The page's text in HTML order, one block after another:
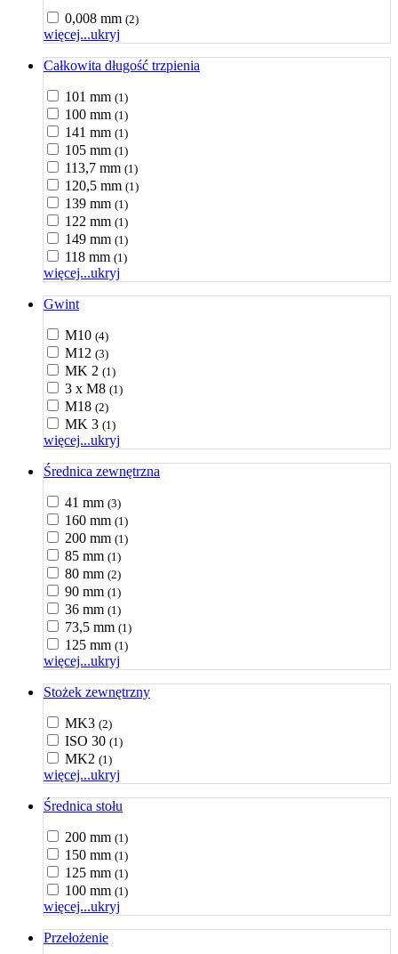
0,008 mm (2)
więcej...ukryj
Całkowita długość trzpienia
101 mm (1)
100 mm (1)
141 mm (1)
105 mm (1)
113,7 mm (1)
120,5 mm (1)
139 mm (1)
122 mm (1)
149 mm (1)
118 mm (1)
więcej...ukryj
Gwint
M10 (4)
M12 (3)
MK 2 (1)
3 x M8 (1)
M18 (2)
MK 3 (1)
więcej...ukryj
Średnica zewnętrzna
41 mm (3)
160 mm (1)
200 mm (1)
85 mm (1)
80 mm (2)
90 mm (1)
36 mm (1)
73,5 mm (1)
125 mm (1)
więcej...ukryj
Stożek zewnętrzny
MK3 (2)
ISO 30 (1)
MK2 (1)
więcej...ukryj
Średnica stołu
200 mm (1)
150 mm (1)
125 mm (1)
100 mm (1)
więcej...ukryj
Przełożenie